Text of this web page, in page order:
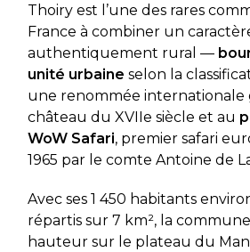
Thoiry est l’une des rares
France à combiner un
authentiquement rural —
unité urbaine selon la
une renommée internationale
château du XVIIe siècle et au
WoW Safari, premier safari
1965 par le comte Antoine de
Avec ses 1 450 habitants
répartis sur 7 km², la
hauteur sur le plateau du